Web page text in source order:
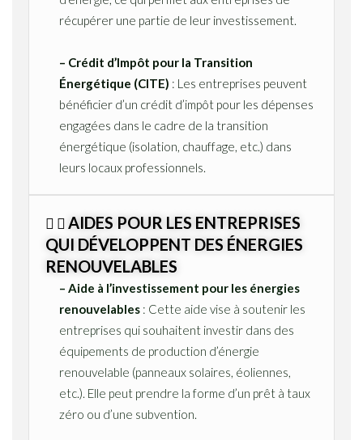
récupérer une partie de leur investissement.
– Crédit d’Impôt pour la Transition
Énergétique (CITE) : Les entreprises peuvent
bénéficier d’un crédit d’impôt pour les dépenses
engagées dans le cadre de la transition
énergétique (isolation, chauffage, etc.) dans
leurs locaux professionnels.
AIDES POUR LES ENTREPRISES
QUI DÉVELOPPENT DES ÉNERGIES
RENOUVELABLES
– Aide à l’investissement pour les énergies
renouvelables : Cette aide vise à soutenir les
entreprises qui souhaitent investir dans des
équipements de production d’énergie
renouvelable (panneaux solaires, éoliennes,
etc.). Elle peut prendre la forme d’un prêt à taux
zéro ou d’une subvention.